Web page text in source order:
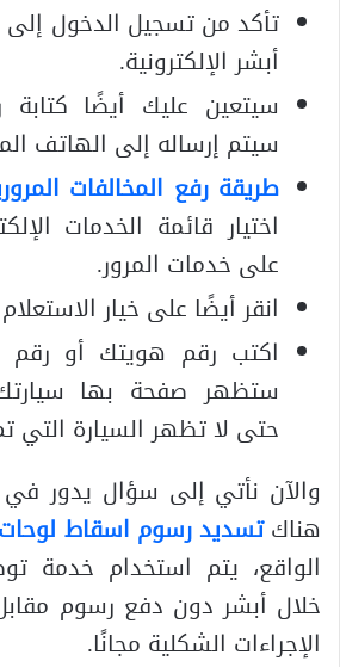
تأكد من تسجيل الدخول
أبشر الإلكترونية.
سيتعين عليك أيضًا كتابة
سيتم إرساله إلى الهاتف
طريقة رفع المخالفات
اختيار قائمة الخدمات
على خدمات المرور.
انقر أيضًا على خيار
اكتب رقم هويتك أو رقم
ستظهر صفحة بها
حتى لا تظهر السيارة التي
والآن نأتي إلى سؤال يدور
هناكتسديد رسوم اسقاط لوحات
الواقع، يتم استخدام خدمة
خلال أبشر دون دفع رسوم
الإجراءات الشكلية مجانًا.